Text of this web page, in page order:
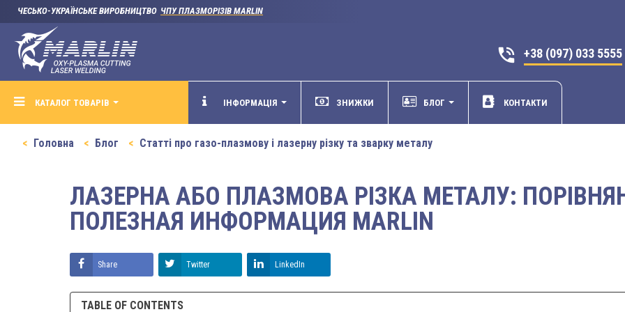
ЧЕСЬКО-УКРАЇНСЬКЕ ВИРОБНИЦТВО ЧПУ ПЛАЗМОРІЗІВ MARLIN
phone_in_talk +38 (097) 033 5555
КАТАЛОГ ТОВАРІВ ІНФОРМАЦІЯ ЗНИЖКИ БЛОГ КОНТАКТИ
Головна Блог Статті про газо-плазмову і лазерну різку та зварку металу
ЛАЗЕРНА АБО ПЛАЗМОВА РІЗКА МЕТАЛУ:
ПОЛЕЗНАЯ ИНФОРМАЦИЯ MARLIN
Share Twitter LinkedIn
TABLE OF CONTENTS